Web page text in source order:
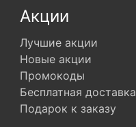
Акции
Лучшие акции
Новые акции
Промокоды
Бесплатная доставка
Подарок к заказу